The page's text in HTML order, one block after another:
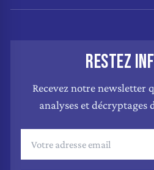
RESTEZ
Recevez notre newsletter
analyses et décryptages